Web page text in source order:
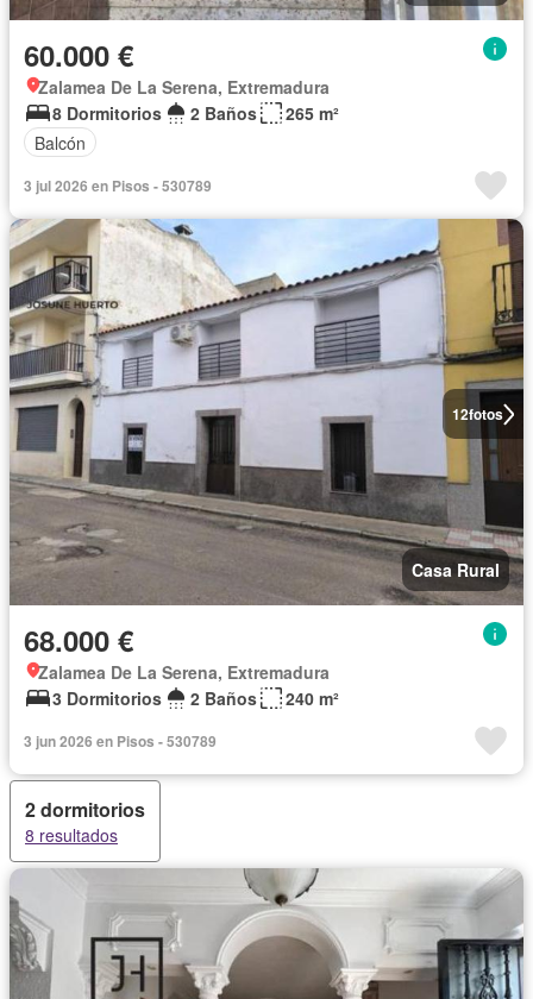
60.000 €
Zalamea De La Serena, Extremadura
8 Dormitorios
2 Baños
265 m²
Balcón
3 jul 2026 en Pisos - 530789
12fotos
Casa Rural
68.000 €
Zalamea De La Serena, Extremadura
3 Dormitorios
2 Baños 240 m²
3 jun 2026 en Pisos - 530789
2 dormitorios
8 resultados